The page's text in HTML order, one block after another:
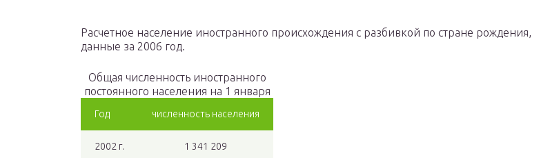
Расчетное население иностранного происхождения с разбивкой по стране рождения,
данные за 2006 год.
Общая численность иностранного
постоянного населения на 1 января
Год численность населения
2002 г. 1 341 209